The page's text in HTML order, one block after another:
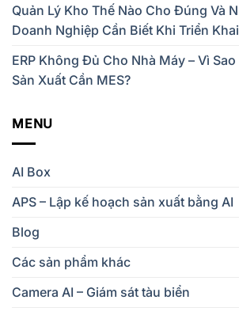
Quản Lý Kho Thế Nào Cho Đúng Và
Doanh Nghiệp Cần Biết Khi Triển
ERP Không Đủ Cho Nhà Máy – Vì
Sản Xuất Cần MES?
MENU
AI Box
APS – Lập kế hoạch sản xuất bằng AI
Blog
Các sản phẩm khác
Camera AI – Giám sát tàu biển